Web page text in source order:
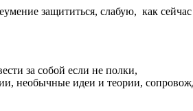
защититься, слабую, как
за собой если не полки,
необычные идеи и теории,